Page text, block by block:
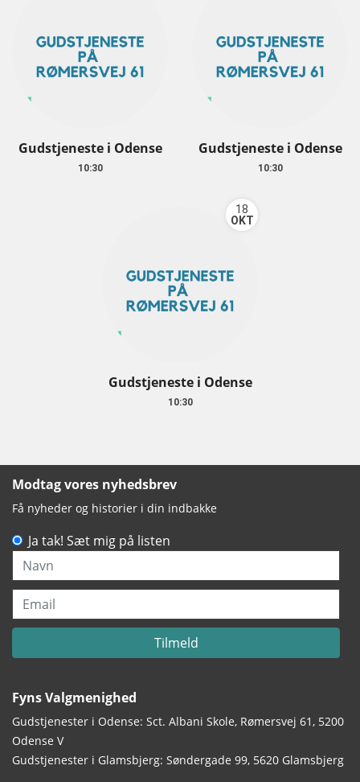
Gudstjeneste i Odense
10:30
Gudstjeneste i Odense
10:30
18
OKT
Gudstjeneste i Odense
10:30
Fyns Valgmenighed
Gudstjenester i Odense: Sct. Albani Skole, Rømersvej 61, 5200
Odense V
Gudstjenester i Glamsbjerg: Søndergade 99, 5620 Glamsbjerg
Modtag vores nyhedsbrev
Få nyheder og historier i din indbakke
Ja tak! Sæt mig på listen
Navn
Email
Tilmeld